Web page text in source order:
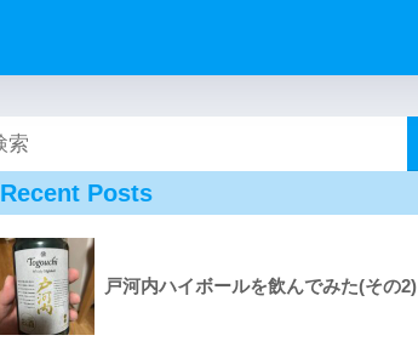
Recent Posts
戸河内ハイボールを飲んでみた(その2)